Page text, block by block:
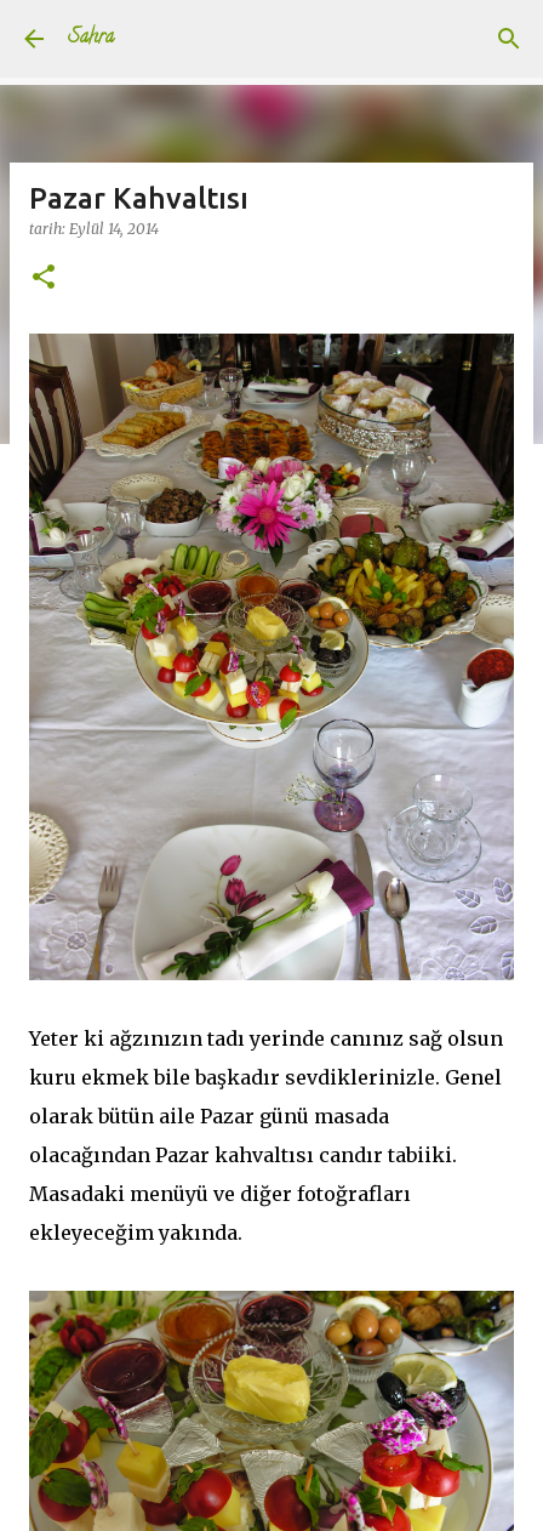
Sahra
Pazar Kahvaltısı
tarih: Eylül 14, 2014
Yeter ki ağzınızın tadı yerinde canınız sağ olsun
kuru ekmek bile başkadır sevdiklerinizle. Genel
olarak bütün aile Pazar günü masada
olacağından Pazar kahvaltısı candır tabiiki.
Masadaki menüyü ve diğer fotoğrafları
ekleyeceğim yakında.